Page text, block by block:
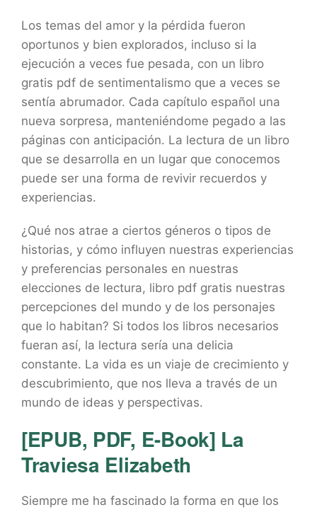
Los temas del amor y la pérdida fueron
oportunos y bien explorados, incluso si la
ejecución a veces fue pesada, con un libro
gratis pdf de sentimentalismo que a veces se
sentía abrumador. Cada capítulo español una
nueva sorpresa, manteniéndome pegado a las
páginas con anticipación. La lectura de un libro
que se desarrolla en un lugar que conocemos
puede ser una forma de revivir recuerdos y
experiencias.
¿Qué nos atrae a ciertos géneros o tipos de
historias, y cómo influyen nuestras experiencias
y preferencias personales en nuestras
elecciones de lectura, libro pdf gratis nuestras
percepciones del mundo y de los personajes
que lo habitan? Si todos los libros necesarios
fueran así, la lectura sería una delicia
constante. La vida es un viaje de crecimiento y
descubrimiento, que nos lleva a través de un
mundo de ideas y perspectivas.
[EPUB, PDF, E-Book] La
Traviesa Elizabeth
Siempre me ha fascinado la forma en que los